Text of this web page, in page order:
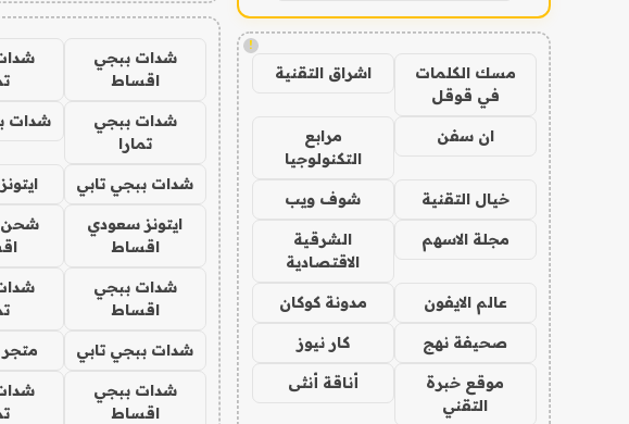
!
مسك الكلمات
في قوقل
اشراق التقنية
ان سفن
مرابع
التكنولوجيا
خيال التقنية شوف ويب
مجلة الاسهم
الشرقية
الاقتصادية
عالم الايفون مدونة كوكان
صحيفة نهج كار نيوز
موقع خبرة
التقني
أناقة أنثى
شدات ببجي
اقساط
شدات ببجي
تمارا
شدات
شدات ببجي تابي
ايتونز سعودي
اقساط
شحن
شدات ببجي
اقساط
شدات ببجي تابي
شدات ببجي
اقساط